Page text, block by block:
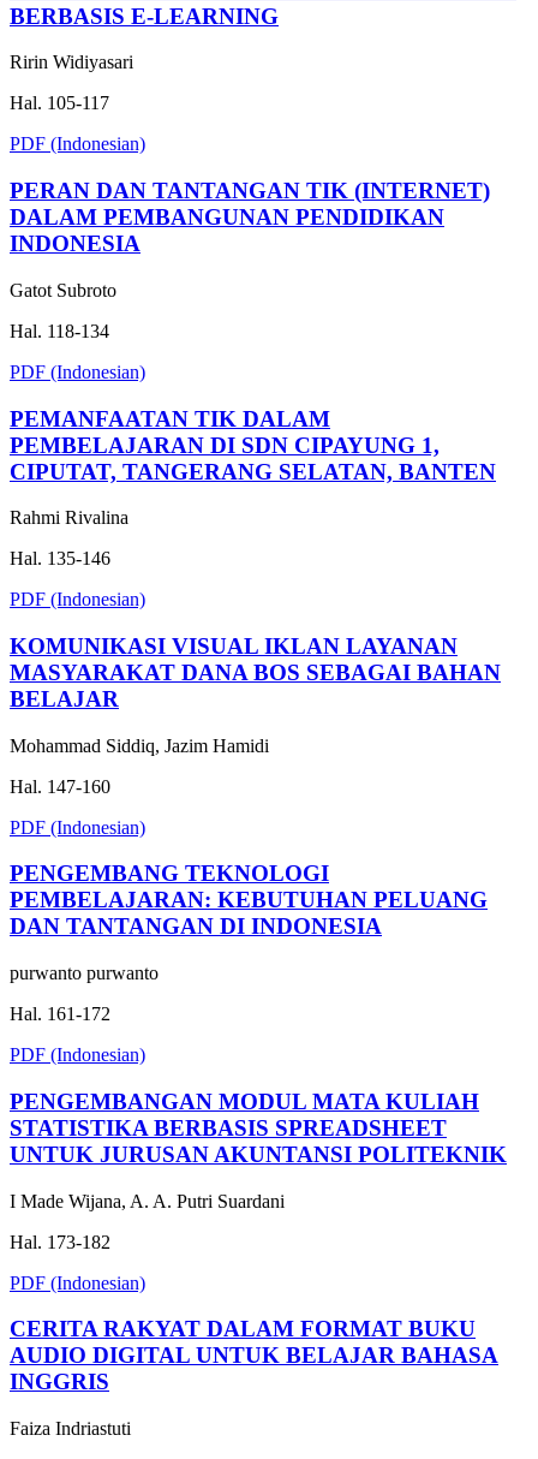
BERBASIS E-LEARNING
Ririn Widiyasari
Hal. 105-117
PDF (Indonesian)
PERAN DAN TANTANGAN TIK (INTERNET)
DALAM PEMBANGUNAN PENDIDIKAN
INDONESIA
Gatot Subroto
Hal. 118-134
PDF (Indonesian)
PEMANFAATAN TIK DALAM
PEMBELAJARAN DI SDN CIPAYUNG 1,
CIPUTAT, TANGERANG SELATAN, BANTEN
Rahmi Rivalina
Hal. 135-146
PDF (Indonesian)
KOMUNIKASI VISUAL IKLAN LAYANAN
MASYARAKAT DANA BOS SEBAGAI BAHAN
BELAJAR
Mohammad Siddiq, Jazim Hamidi
Hal. 147-160
PDF (Indonesian)
PENGEMBANG TEKNOLOGI
PEMBELAJARAN: KEBUTUHAN PELUANG
DAN TANTANGAN DI INDONESIA
purwanto purwanto
Hal. 161-172
PDF (Indonesian)
PENGEMBANGAN MODUL MATA KULIAH
STATISTIKA BERBASIS SPREADSHEET
UNTUK JURUSAN AKUNTANSI POLITEKNIK
I Made Wijana, A. A. Putri Suardani
Hal. 173-182
PDF (Indonesian)
CERITA RAKYAT DALAM FORMAT BUKU
AUDIO DIGITAL UNTUK BELAJAR BAHASA
INGGRIS
Faiza Indriastuti